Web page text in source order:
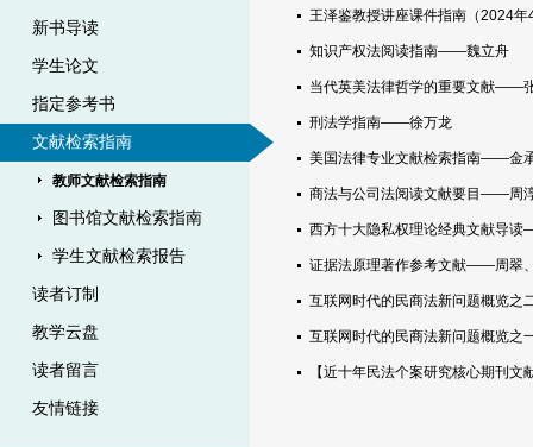
新书导读
学生论文
指定参考书
文献检索指南
教师文献检索指南
图书馆文献检索指南
学生文献检索报告
读者订制
教学云盘
读者留言
友情链接
王泽鉴教授讲座课件指南（2024年
知识产权法阅读指南——魏立舟
当代英美法律哲学的重要文献——
刑法学指南——徐万龙
美国法律专业文献检索指南——金
商法与公司法阅读文献要目——周
西方十大隐私权理论经典文献导
证据法原理著作参考文献——周翠
互联网时代的民商法新问题概览
互联网时代的民商法新问题概览
【近十年民法个案研究核心期刊